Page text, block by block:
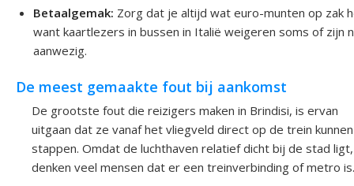
Betaalgemak: Zorg dat je altijd wat euro-munten op zak
want kaartlezers in bussen in Italië weigeren soms of zijn
aanwezig.
De meest gemaakte fout bij aankomst
De grootste fout die reizigers maken in Brindisi, is ervan
uitgaan dat ze vanaf het vliegveld direct op de trein kunnen
stappen. Omdat de luchthaven relatief dicht bij de stad ligt,
denken veel mensen dat er een treinverbinding of metro is.